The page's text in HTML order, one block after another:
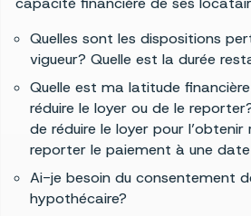
Quelles sont les dispositions
vigueur? Quelle est la durée
Quelle est ma latitude
réduire le loyer ou de le
de réduire le loyer pour
reporter le paiement à une date
Ai-je besoin du consentement
hypothécaire?